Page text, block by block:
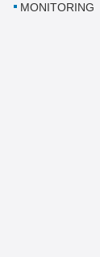
MONITORING